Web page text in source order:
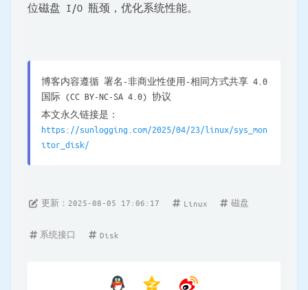
位磁盘 I/O 瓶颈，优化系统性能。
博客内容遵循 署名-非商业性使用-相同方式共享 4.0
国际 (CC BY-NC-SA 4.0) 协议
本文永久链接是：
https://sunlogging.com/2025/04/23/linux/sys_mon
itor_disk/
更新：2025-08-05 17:06:17 Linux 磁盘
系统接口 Disk